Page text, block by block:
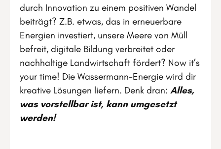
durch Innovation zu einem positiven Wandel
beiträgt? Z.B. etwas, das in erneuerbare
Energien investiert, unsere Meere von Müll
befreit, digitale Bildung verbreitet oder
nachhaltige Landwirtschaft fördert? Now it’s
your time! Die Wassermann-Energie wird dir
kreative Lösungen liefern. Denk dran: Alles,
was vorstellbar ist, kann umgesetzt
werden!